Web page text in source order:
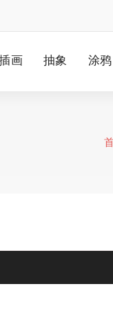
画 抽象 涂鸦